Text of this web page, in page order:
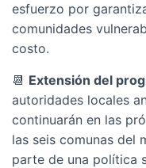
esfuerzo por
comunidades
costo.
📆 Extensión del
autoridades locales
continuarán en las
las seis comunas del
parte de una política